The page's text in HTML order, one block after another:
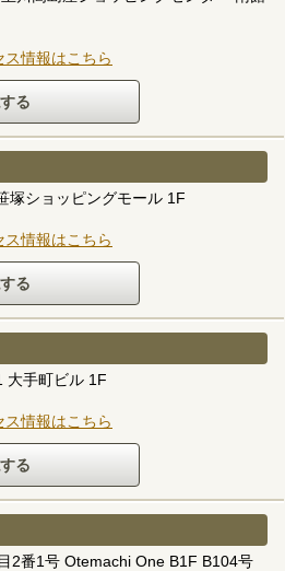
情報はこちら
塚ショッピングモール 1F
情報はこちら
大手町ビル 1F
情報はこちら
2番1号 Otemachi One B1F B104号